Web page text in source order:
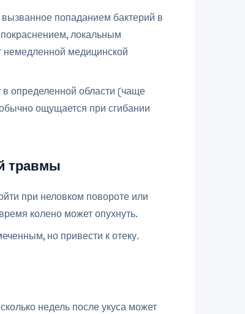
попаданием бактерий в
локальным
медицинской
определенной области (чаще
ощущается при сгибании
травмы
при неловком повороте или
колено может опухнуть.
но привести к отеку.
недель после укуса может